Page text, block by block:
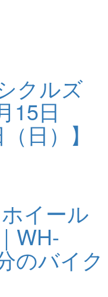
クルズ
15日
日）】
イール
WH-
のバイク